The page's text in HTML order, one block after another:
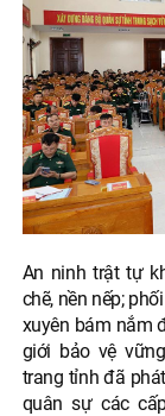
An ninh trật tự
chẽ, nền nếp;
xuyên bám nắm
giới bảo vệ
trang tỉnh đã
quân sự các